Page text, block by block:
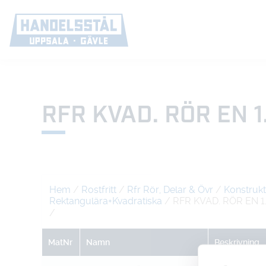
RFR KVAD. RÖR EN
Hem / Rostfritt / Rfr Rör, Delar & Övr /
Rektangulära+Kvadratiska / RFR KVAD. RÖR EN
/
MatNr Namn Beskrivning